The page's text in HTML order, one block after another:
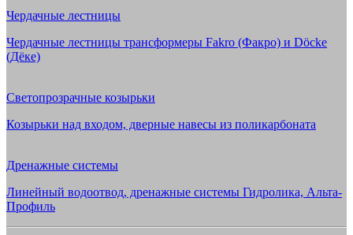
Чердачные лестницы
Чердачные лестницы трансформеры Fakro (Факро) и Döcke
(Дёке)
Светопрозрачные козырьки
Козырьки над входом, дверные навесы из поликарбоната
Дренажные системы
Линейный водоотвод, дренажные системы Гидролика, Альта-
Профиль